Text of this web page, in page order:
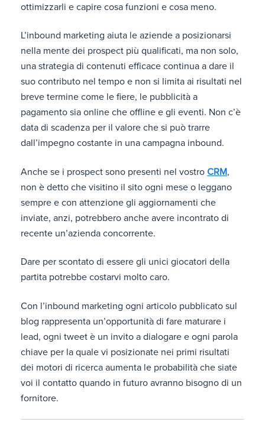
ottimizzarli e capire cosa funzioni e cosa meno.
L’inbound marketing aiuta le aziende a posizionarsi
nella mente dei prospect più qualificati, ma non solo,
una strategia di contenuti efficace continua a dare il
suo contributo nel tempo e non si limita ai risultati nel
breve termine come le fiere, le pubblicità a
pagamento sia online che offline e gli eventi. Non c’è
data di scadenza per il valore che si può trarre
dall’impegno costante in una campagna inbound.
Anche se i prospect sono presenti nel vostro CRM,
non è detto che visitino il sito ogni mese o leggano
sempre e con attenzione gli aggiornamenti che
inviate, anzi, potrebbero anche avere incontrato di
recente un’azienda concorrente.
Dare per scontato di essere gli unici giocatori della
partita potrebbe costarvi molto caro.
Con l’inbound marketing ogni articolo pubblicato sul
blog rappresenta un’opportunità di fare maturare i
lead, ogni tweet è un invito a dialogare e ogni parola
chiave per la quale vi posizionate nei primi risultati
dei motori di ricerca aumenta le probabilità che siate
voi il contatto quando in futuro avranno bisogno di un
fornitore.